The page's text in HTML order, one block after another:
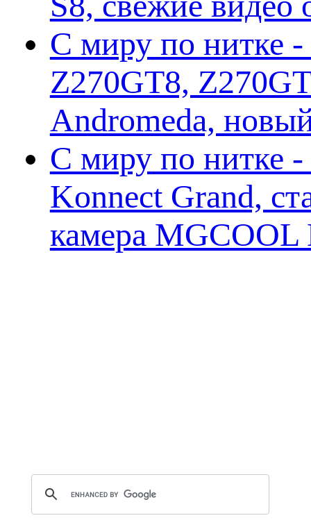
С миру по нитке -
Z270GT8,
Andromeda,
С миру по нитке -
Konnect Grand,
камера MGCOOL